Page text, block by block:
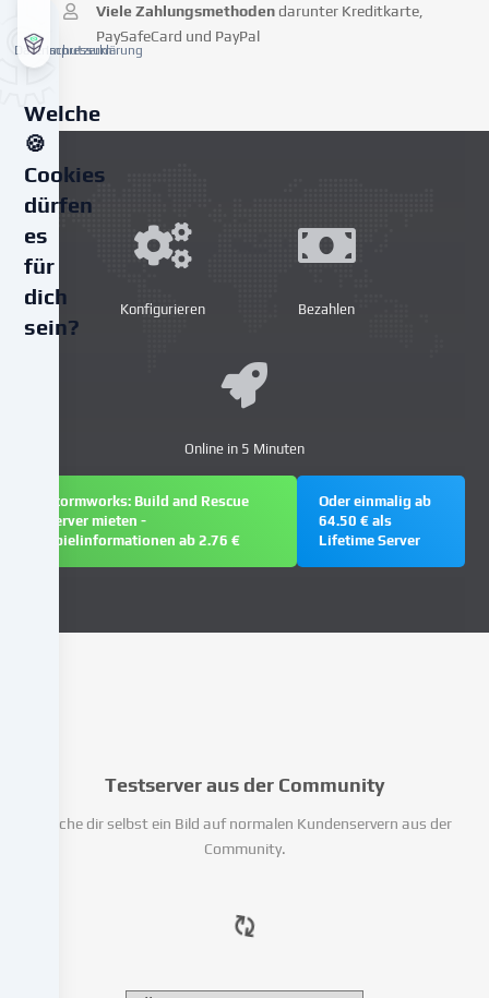
Viele Zahlungsmethoden darunter Kreditkarte,
PaySafeCard und PayPal
Konfigurieren Bezahlen
Online in 5 Minuten
Stormworks: Build and Rescue
Server mieten -
Spielinformationen ab 2.76 €
Oder einmalig ab
64.50 € als
Lifetime Server
Testserver aus der Community
Mache dir selbst ein Bild auf normalen Kundenservern aus der
Community.
Datenschutzerklärung
Impressum
Welche
🍪
Cookies
dürfen
es
für
dich
sein?
Technologien
unserer
Website
deine
Inhalte